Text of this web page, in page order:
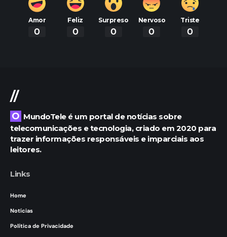
Amor
0
Feliz
0
Surpreso
0
Nervoso
0
Triste
0
//
O MundoTele é um portal de notícias sobre
telecomunicações e tecnologia, criado em 2020 para
trazer informações responsáveis e imparciais aos
leitores.
Links
Home
Notícias
Política de Privacidade